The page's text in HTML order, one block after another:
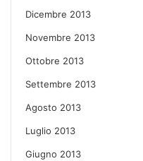
Dicembre 2013
Novembre 2013
Ottobre 2013
Settembre 2013
Agosto 2013
Luglio 2013
Giugno 2013